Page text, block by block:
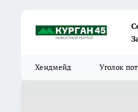
Хендмейд Уголок